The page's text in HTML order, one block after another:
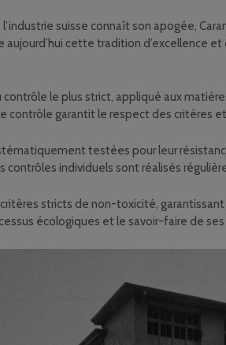
suisse connaît son apogée,
aujourd’hui cette tradition
le plus strict, appliqué aux
contrôle garantit le respect des critères
testées pour leur
contrôles individuels sont réalisés
stricts de non-toxicité,
écologiques et le savoir-faire de